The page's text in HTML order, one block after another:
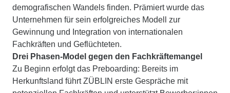
demografischen Wandels finden. Prämiert wurde das
Unternehmen für sein erfolgreiches Modell zur
Gewinnung und Integration von internationalen
Fachkräften und Geflüchteten.
Drei Phasen-Model gegen den Fachkräftemangel
Zu Beginn erfolgt das Preboarding: Bereits im
Herkunftsland führt ZÜBLIN erste Gespräche mit